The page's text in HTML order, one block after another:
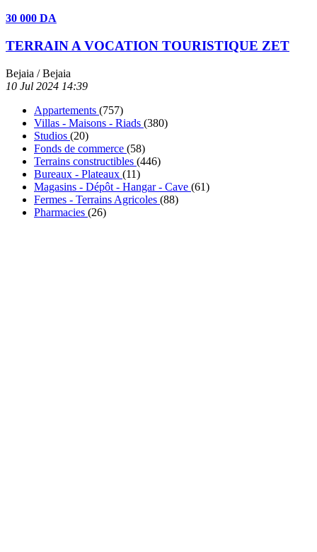
30 000 DA
TERRAIN A VOCATION TOURISTIQUE ZET
Bejaia / Bejaia
10 Jul 2024 14:39
Appartements (757)
Villas - Maisons - Riads (380)
Studios (20)
Fonds de commerce (58)
Terrains constructibles (446)
Bureaux - Plateaux (11)
Magasins - Dépôt - Hangar - Cave (61)
Fermes - Terrains Agricoles (88)
Pharmacies (26)